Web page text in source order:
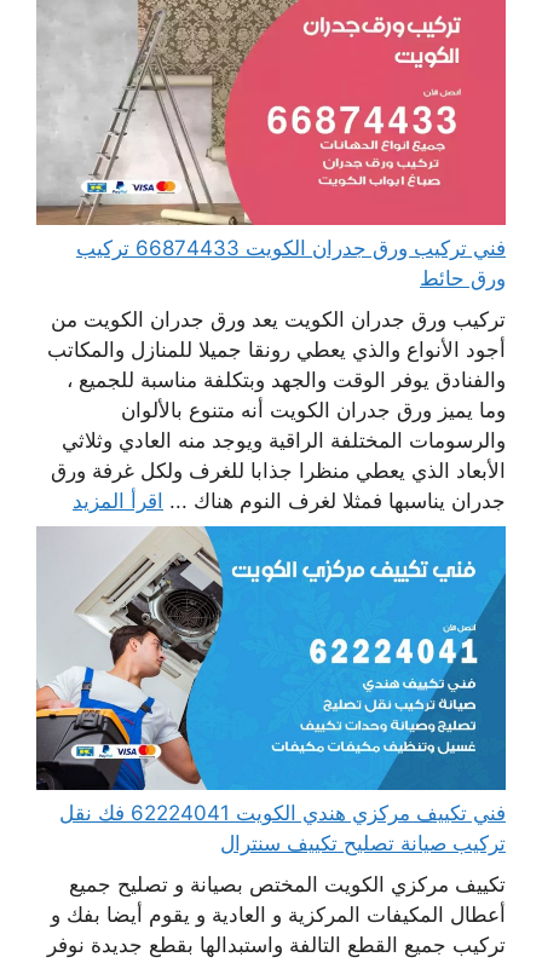
فني تركيب ورق جدران الكويت 66874433 تركيب
ورق حائط
تركيب ورق جدران الكويت يعد ورق جدران الكويت من
أجود الأنواع والذي يعطي رونقا جميلا للمنازل والمكاتب
والفنادق يوفر الوقت والجهد وبتكلفة مناسبة للجميع ،
وما يميز ورق جدران الكويت أنه متنوع بالألوان
والرسومات المختلفة الراقية ويوجد منه العادي وثلاثي
الأبعاد الذي يعطي منظرا جذابا للغرف ولكل غرفة ورق
جدران يناسبها فمثلا لغرف النوم هناك ... اقرأ المزيد
فني تكييف مركزي هندي الكويت 62224041 فك نقل
تركيب صيانة تصليح تكييف سنترال
تكييف مركزي الكويت المختص بصيانة و تصليح جميع
أعطال المكيفات المركزية و العادية و يقوم أيضا بفك و
تركيب جميع القطع التالفة واستبدالها بقطع جديدة نوفر